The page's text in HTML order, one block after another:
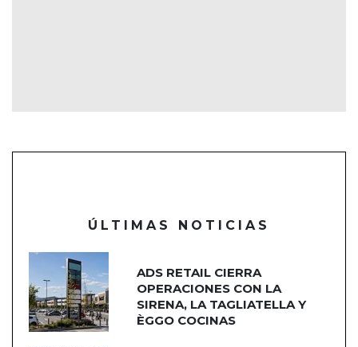
ÚLTIMAS NOTICIAS
ADS RETAIL CIERRA
OPERACIONES CON LA
SIRENA, LA TAGLIATELLA Y
ÈGGO COCINAS